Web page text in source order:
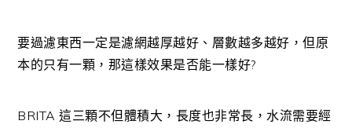
要過濾東西一定是濾網越厚越好、層數越多越好，但原
本的只有一顆，那這樣效果是否能一樣好?
BRITA 這三顆不但體積大，長度也非常長，水流需要經